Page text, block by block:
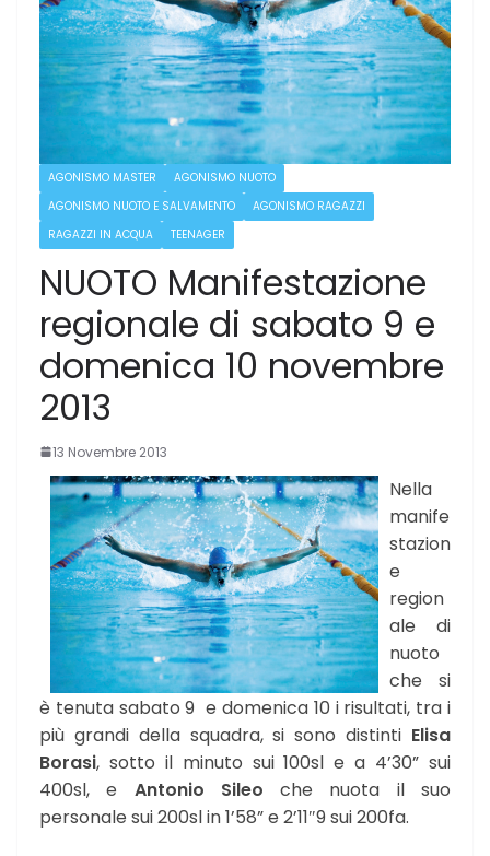
AGONISMO MASTER
AGONISMO NUOTO
AGONISMO NUOTO E SALVAMENTO
AGONISMO RAGAZZI
RAGAZZI IN ACQUA
TEENAGER
NUOTO Manifestazione
regionale di sabato 9 e
domenica 10 novembre
2013
13 Novembre 2013
Nella
manife
stazion
e
region
ale di
nuoto
che si
è tenuta sabato 9 e domenica 10 i risultati, tra i
più grandi della squadra, si sono distinti Elisa
Borasi, sotto il minuto sui 100sl e a 4’30” sui
400sl, e Antonio Sileo che nuota il suo
personale sui 200sl in 1’58” e 2’11″9 sui 200fa.